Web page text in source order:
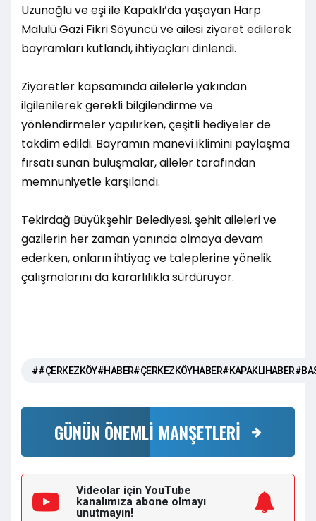
Uzunoğlu ve eşi ile Kapaklı’da yaşayan Harp
Malulü Gazi Fikri Söyüncü ve ailesi ziyaret edilerek
bayramları kutlandı, ihtiyaçları dinlendi.
Ziyaretler kapsamında ailelerle yakından
ilgilenilerek gerekli bilgilendirme ve
yönlendirmeler yapılırken, çeşitli hediyeler de
takdim edildi. Bayramın manevi iklimini paylaşma
fırsatı sunan buluşmalar, aileler tarafından
memnuniyetle karşılandı.
Tekirdağ Büyükşehir Belediyesi, şehit aileleri ve
gazilerin her zaman yanında olmaya devam
ederken, onların ihtiyaç ve taleplerine yönelik
çalışmalarını da kararlılıkla sürdürüyor.
GÜNÜN ÖNEMLİ MANŞETLERİ
Videolar için YouTube
kanalımıza abone olmayı
unutmayın!